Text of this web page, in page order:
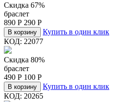
Скидка 67%
браслет
890 Р 290 Р
В корзину
Купить в один клик
КОД: 22077
Скидка 80%
браслет
490 Р 100 Р
В корзину
Купить в один клик
КОД: 20265